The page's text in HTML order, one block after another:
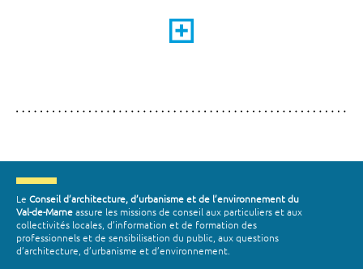
Le Conseil d’architecture, d’urbanisme et de l’environnement du
Val-de-Marneassure les missions de conseil aux particuliers et aux
collectivités locales, d’information et de formation des
professionnels et de sensibilisation du public, aux questions
d’architecture, d’urbanisme et d’environnement.